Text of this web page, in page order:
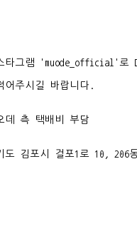
타그램 'muode_official'로
어주시길 바랍니다.
데 측 택배비 부담
도 김포시 걸포1로 10, 206